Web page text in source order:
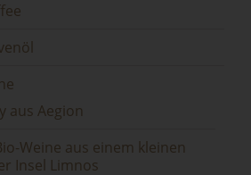
aus Aegion
Weine aus einem kleinen
Insel Limnos